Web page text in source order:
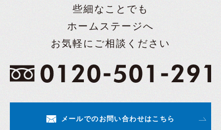
些細なことでも
ホームステージへ
お気軽にご相談ください
メールでのお問い合わせはこちら